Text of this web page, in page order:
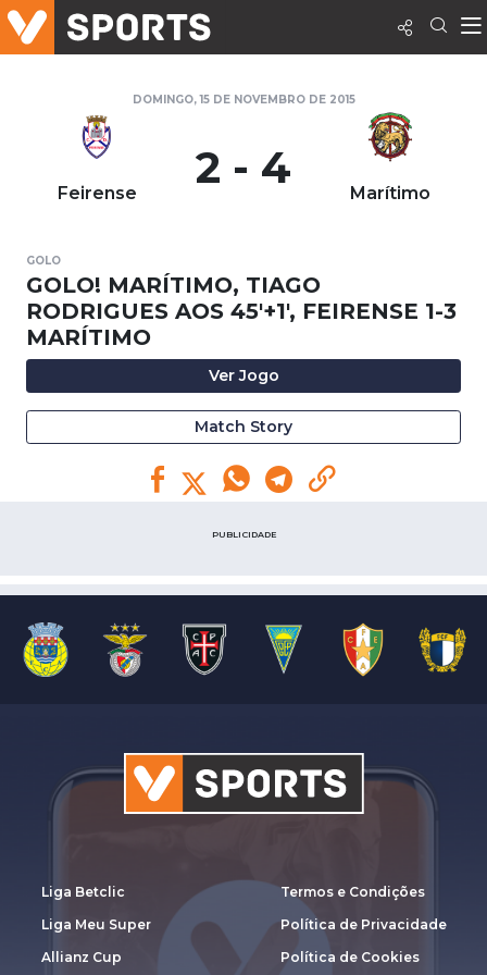
DOMINGO, 15 DE NOVEMBRO DE 2015
Feirense 2 - 4 Marítimo
GOLO
GOLO! MARÍTIMO, TIAGO
RODRIGUES AOS 45'+1', FEIRENSE 1-3
MARÍTIMO
Ver Jogo
Match Story
PUBLICIDADE
Liga Betclic
Liga Meu Super
Allianz Cup
Termos e Condições
Política de Privacidade
Política de Cookies